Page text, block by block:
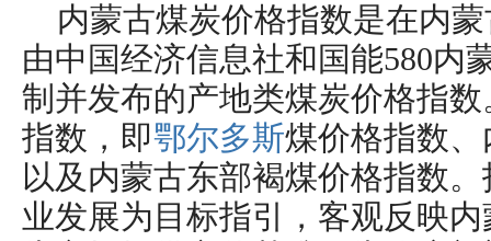
内蒙古煤炭价格指数是在内
由中国经济信息社和国能580内
制并发布的产地类煤炭价格指
指数，即鄂尔多斯煤价格指数
以及内蒙古东部褐煤价格指数
业发展为目标指引，客观反映